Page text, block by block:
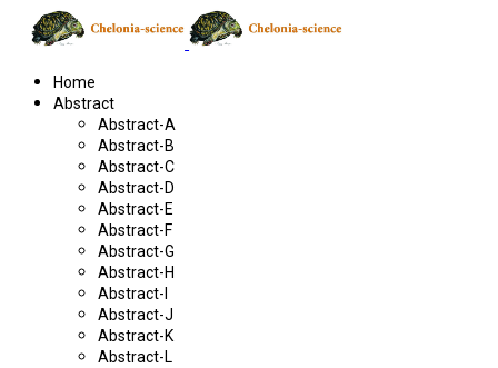
Home
Abstract
Abstract-A
Abstract-B
Abstract-C
Abstract-D
Abstract-E
Abstract-F
Abstract-G
Abstract-H
Abstract-I
Abstract-J
Abstract-K
Abstract-L